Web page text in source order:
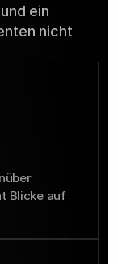
ein
nicht
Blicke auf